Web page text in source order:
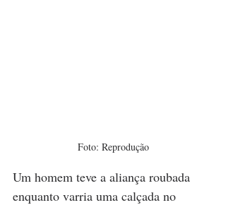
Foto: Reprodução
Um homem teve a aliança roubada
enquanto varria uma calçada no